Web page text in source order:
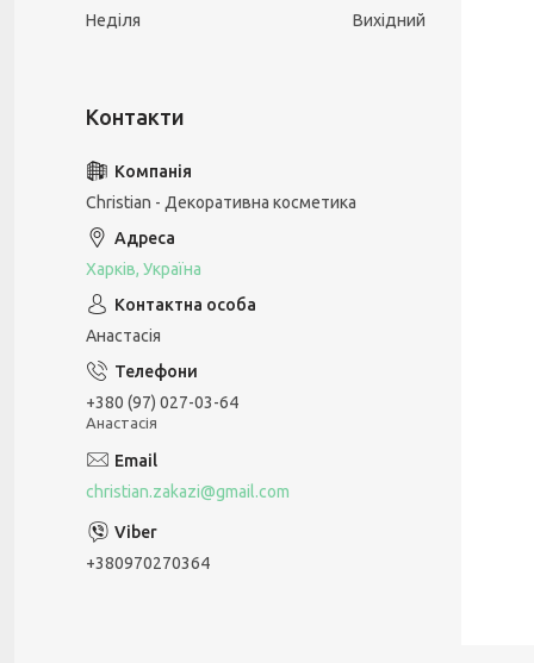
Неділя
Вихідний
Christian - Декоративна косметика
Харків, Україна
Анастасія
+380 (97) 027-03-64
Анастасія
christian.zakazi@gmail.com
+380970270364